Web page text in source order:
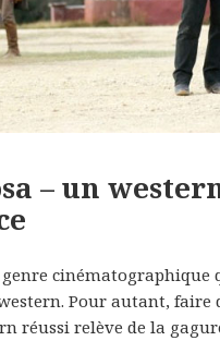
– un
genre cinématographique
western. Pour autant, faire
réussi relève de la